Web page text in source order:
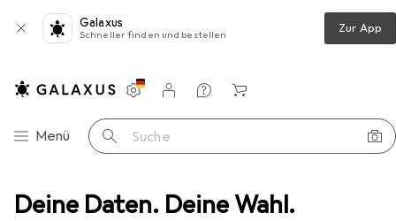
Deine Daten. Deine Wahl.
Galaxus
Schneller finden und bestellen Zur App
Navigation nach Kategorien
Menü Suche
Einstellungen
Kundenkonto
Vergleichslisten
Merklisten
Warenkorb
Veloschloss Abus Ugrip Bordo 5700